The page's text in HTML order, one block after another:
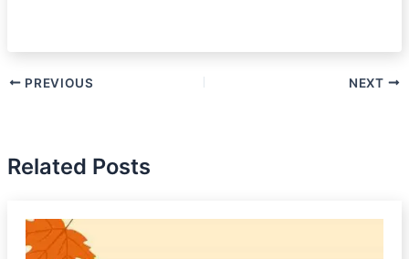
PREVIOUS NEXT
Related Posts